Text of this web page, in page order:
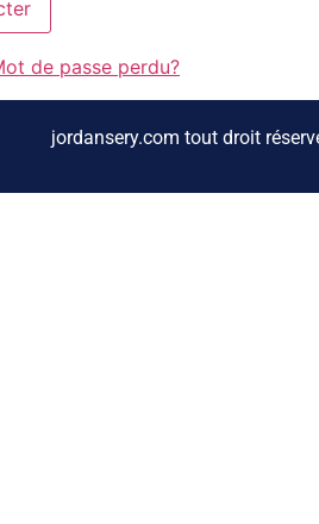
de passe perdu?
jordansery.com tout droit